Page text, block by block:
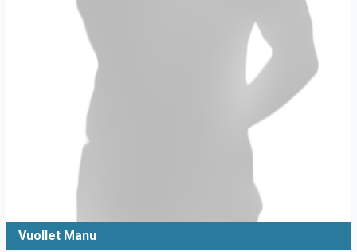
Vuollet Manu